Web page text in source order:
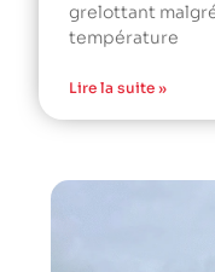
grelottant
température
Lire la suite »